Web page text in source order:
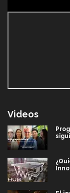
Videos